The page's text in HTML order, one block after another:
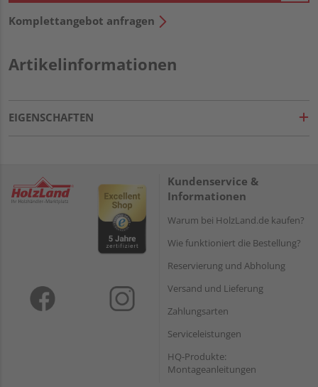
Komplettangebot anfragen
Artikelinformationen
EIGENSCHAFTEN
Kundenservice &
Informationen
Warum bei HolzLand.de kaufen?
Wie funktioniert die Bestellung?
Reservierung und Abholung
Versand und Lieferung
Zahlungsarten
Serviceleistungen
HQ-Produkte:
Montageanleitungen